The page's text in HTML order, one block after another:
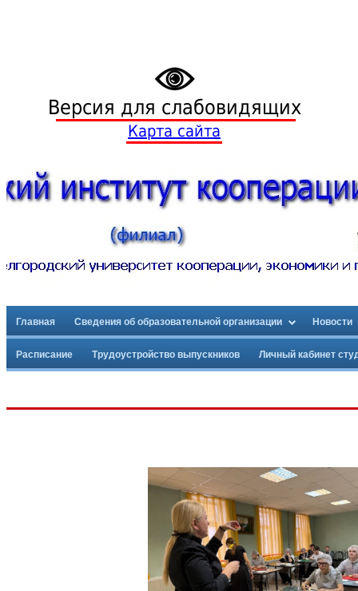
Версия для слабовидящих
Карта сайта
Главная Сведения об образовательной организации Новости
Расписание Трудоустройство выпускников Личный кабинет